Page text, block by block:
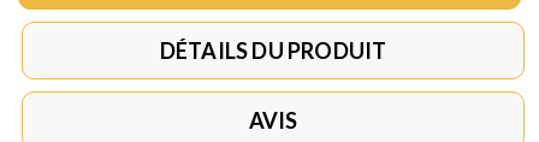
DÉTAILS DU PRODUIT
AVIS